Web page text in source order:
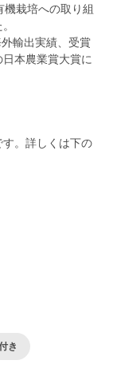
栽培への取り組
輸出実績、受賞
本農業賞大賞に
。詳しくは下の
き